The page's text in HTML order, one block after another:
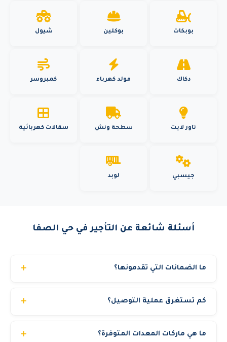
بوبكات بوكلين شيول
دكاك مولد كهرباء كمبروسر
تاور لايت سطحة ونش سقالات كهربائية
جيسبي لوبد
أسئلة شائعة عن التأجير في حي الصفا
ما الضمانات التي تقدمونها؟
تأمين شامل مجاني ضد المخاطر والحوادث. صيانة وقائية مجانية
كم تستغرق عملية التوصيل؟
ساعة للتوصيل بين المدن. نعمل على مدار الساعة 24/7 لضمان
ما هي ماركات المعدات المتوفرة؟